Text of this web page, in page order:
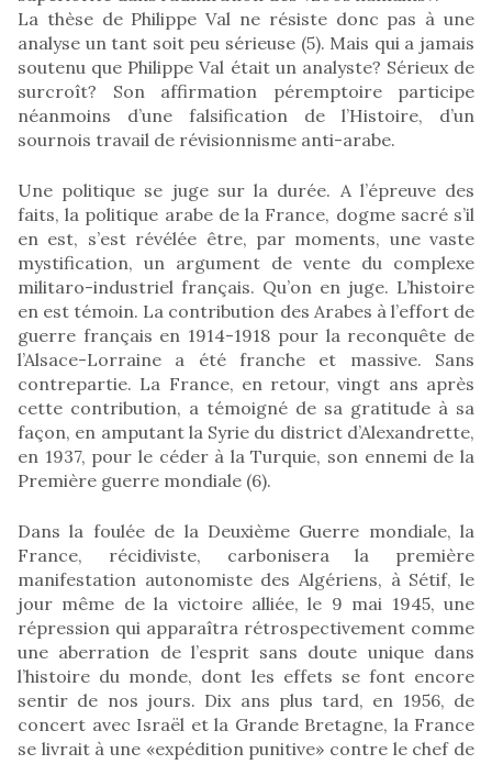
La thèse de Philippe Val ne résiste donc pas à une
analyse un tant soit peu sérieuse (5). Mais qui a jamais
soutenu que Philippe Val était un analyste? Sérieux de
surcroît? Son affirmation péremptoire participe
néanmoins d’une falsification de l’Histoire, d’un
sournois travail de révisionnisme anti-arabe.
Une politique se juge sur la durée. A l’épreuve des
faits, la politique arabe de la France, dogme sacré s’il
en est, s’est révélée être, par moments, une vaste
mystification, un argument de vente du complexe
militaro-industriel français. Qu’on en juge. L’histoire
en est témoin. La contribution des Arabes à l’effort de
guerre français en 1914-1918 pour la reconquête de
l’Alsace-Lorraine a été franche et massive. Sans
contrepartie. La France, en retour, vingt ans après
cette contribution, a témoigné de sa gratitude à sa
façon, en amputant la Syrie du district d’Alexandrette,
en 1937, pour le céder à la Turquie, son ennemi de la
Première guerre mondiale (6).
Dans la foulée de la Deuxième Guerre mondiale, la
France, récidiviste, carbonisera la première
manifestation autonomiste des Algériens, à Sétif, le
jour même de la victoire alliée, le 9 mai 1945, une
répression qui apparaîtra rétrospectivement comme
une aberration de l’esprit sans doute unique dans
l’histoire du monde, dont les effets se font encore
sentir de nos jours. Dix ans plus tard, en 1956, de
concert avec Israël et la Grande Bretagne, la France
se livrait à une «expédition punitive» contre le chef de